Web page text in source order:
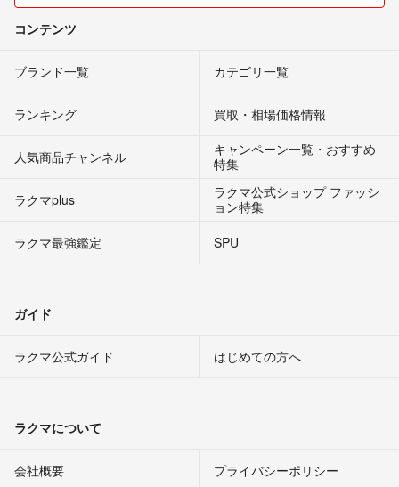
コンテンツ
ブランド一覧 カテゴリ一覧
ランキング 買取・相場価格情報
人気商品チャンネル
キャンペーン一覧・おすすめ
特集
ラクマplus
ラクマ公式ショップ ファッシ
ョン特集
ラクマ最強鑑定
SPU
ガイド
ラクマ公式ガイド はじめての方へ
ラクマについて
会社概要 プライバシーポリシー